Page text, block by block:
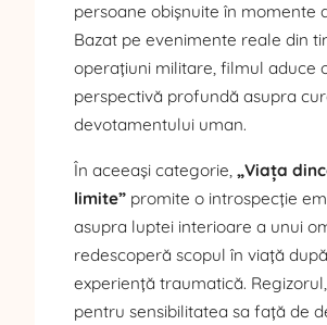
persoane obișnuite în momente
Bazat pe evenimente reale din
operațiuni militare, filmul aduce
perspectivă profundă asupra
devotamentului uman.
În aceeași categorie, „Viața
limite” promite o introspecție
asupra luptei interioare a unui
redescoperă scopul în viață
experiență traumatică.
pentru sensibilitatea sa față de